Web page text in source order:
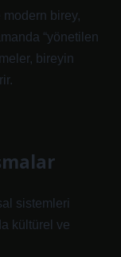
modern birey,
“yönetilen
bireyin
sistemleri
kültürel ve